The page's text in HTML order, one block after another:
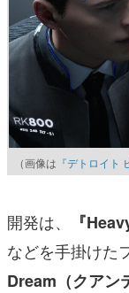
（画像は 『デトロイト
開発は、 『
などを手掛けた
Dream（クアン